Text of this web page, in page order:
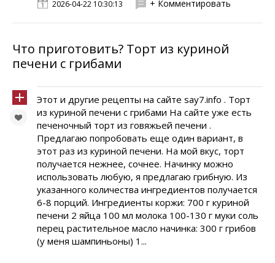
2026-04-22 10:30:13 + Комментировать
Что приготовить? Торт из куриной
печени с грибами
Этот и другие рецепты на сайте say7.info . Торт
из куриной печени с грибами На сайте уже есть
печеночный торт из говяжьей печени .
Предлагаю попробовать еще один вариант, в
этот раз из куриной печени. На мой вкус, торт
получается нежнее, сочнее. Начинку можно
использовать любую, я предлагаю грибную. Из
указанного количества ингредиентов получается
6-8 порций. Ингредиенты коржи: 700 г куриной
печени 2 яйца 100 мл молока 100-130 г муки соль
перец растительное масло начинка: 300 г грибов
(у меня шампиньоны) 1...